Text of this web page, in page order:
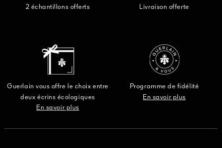
2 échantillons offerts Livraison offerte
Guerlain vous offre le choix entre
deux écrins écologiques
En savoir plus
Programme de fidélité
En savoir plus